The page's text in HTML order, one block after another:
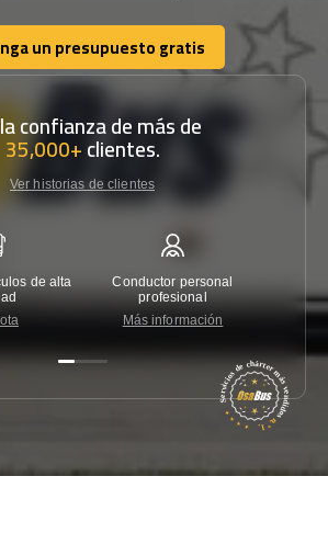
un presupuesto gratis
un presupuesto gratis
confianza de más de
35,000+clientes.
Ver historias de clientes
de alta
Conductor personal
profesional
Más información